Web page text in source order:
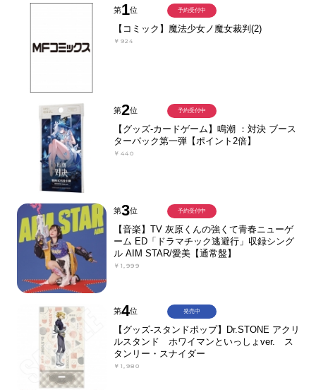
第1位
【コミック】魔法少女ノ魔女裁判(2)
￥924
予約受付中
第2位
【グッズ-カードゲーム】鳴潮 ：対決 ブース
ターパック第一弾【ポイント2倍】
￥440
予約受付中
第3位
【音楽】TV 灰原くんの強くて青春ニューゲ
ーム ED「ドラマチック逃避行」収録シング
ル AIM STAR/愛美【通常盤】
￥1,999
予約受付中
第4位
【グッズ-スタンドポップ】Dr.STONE アクリ
ルスタンド ホワイマンといっしょver. ス
タンリー・スナイダー
￥1,980
発売中